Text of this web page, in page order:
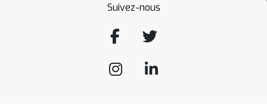
Suivez-nous